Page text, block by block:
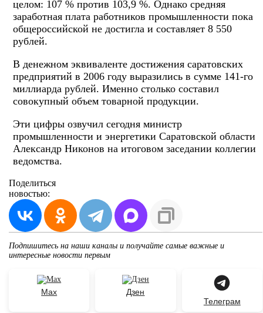
целом: 107 % против 103,9 %. Однако средняя
заработная плата работников промышленности пока
общероссийской не достигла и составляет 8 550
рублей.
В денежном эквиваленте достижения саратовских
предприятий в 2006 году выразились в сумме 141-го
миллиарда рублей. Именно столько составил
совокупный объем товарной продукции.
Эти цифры озвучил сегодня министр
промышленности и энергетики Саратовской области
Александр Никонов на итоговом заседании коллегии
ведомства.
Поделиться
новостью:
Подпишитесь на наши каналы и получайте самые важные и
интересные новости первым
Max
Дзен
Телеграм